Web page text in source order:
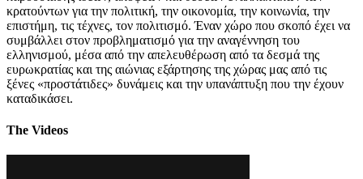
κρατούντων για την πολιτική, την οικονομία, την κοινωνία, την
επιστήμη, τις τέχνες, τον πολιτισμό. Έναν χώρο που σκοπό έχει να
συμβάλλει στον προβληματισμό για την αναγέννηση του
ελληνισμού, μέσα από την απελευθέρωση από τα δεσμά της
ευρωκρατίας και της αιώνιας εξάρτησης της χώρας μας από τις
ξένες «προστάτιδες» δυνάμεις και την υπανάπτυξη που την έχουν
καταδικάσει.
The Videos